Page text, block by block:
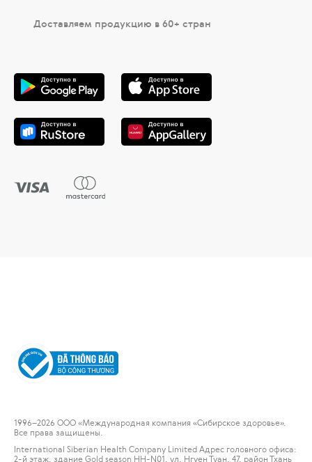
Доставляем продукцию в 60+ стран
1996–2026 ООО «Международная компания «Сибирское здоровье».
Все права защищены.
International Siberian Health Company Limited Адрес головного офиса:
2-й этаж, здание Gold season HH-N01, ул. Нгуен Туан, 47, район Тхань